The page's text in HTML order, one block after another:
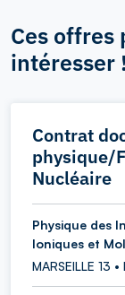
Ces offres
intéresser !
Contrat
physique/
Nucléaire
Physique des
Ioniques et
MARSEILLE 13